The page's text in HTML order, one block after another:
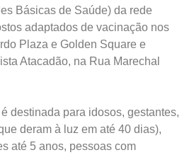
Básicas de Saúde) da rede
adaptados de vacinação nos
Plaza e Golden Square e
Atacadão, na Rua Marechal
destinada para idosos, gestantes,
deram à luz em até 40 dias),
até 5 anos, pessoas com